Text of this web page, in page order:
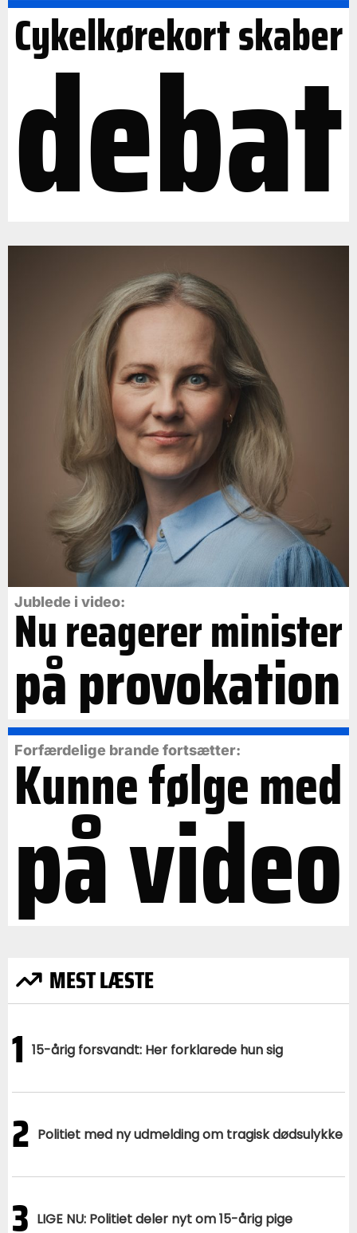
Cykelkørekort skaber
debat
Jublede i video:
Nu reagerer minister
på provokation
Forfærdelige brande fortsætter:
Kunne følge med
på video
MEST LÆSTE
1 15-årig forsvandt: Her forklarede hun sig
2 Politiet med ny udmelding om tragisk dødsulykke
3 LIGE NU: Politiet deler nyt om 15-årig pige